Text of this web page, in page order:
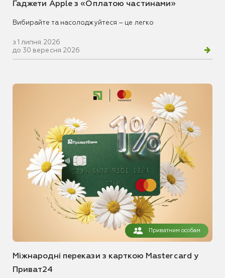
Гаджети Apple з «Оплатою частинами»
Вибирайте та насолоджуйтеся – це легко
з 1 липня 2026
до 30 вересня 2026
Приватним особам
Міжнародні перекази з карткою Mastercard у
Приват24